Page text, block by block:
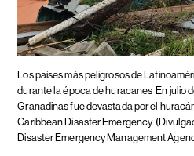
Los países más peligrosos de
durante la época de huracanes En julio
Granadinas fue devastada por el
Caribbean Disaster Emergency
Disaster Emergency Management